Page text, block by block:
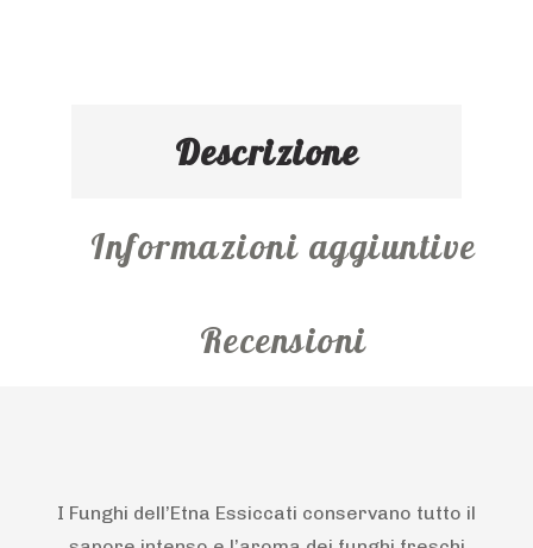
Descrizione
Informazioni aggiuntive
Recensioni
I Funghi dell’Etna Essiccati conservano tutto il